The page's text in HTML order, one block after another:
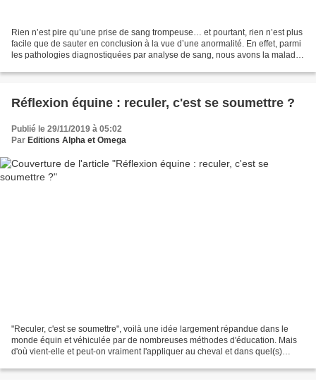
Rien n’est pire qu’une prise de sang trompeuse… et pourtant, rien n’est plus
facile que de sauter en conclusion à la vue d’une anormalité. En effet, parmi
les pathologies diagnostiquées par analyse de sang, nous avons la maladie
Réflexion équine : reculer, c'est se soumettre ?
Publié le 29/11/2019 à 05:02
Par Editions Alpha et Omega
"Reculer, c'est se soumettre", voilà une idée largement répandue dans le
monde équin et véhiculée par de nombreuses méthodes d'éducation. Mais
d'où vient-elle et peut-on vraiment l'appliquer au cheval et dans quel(s)